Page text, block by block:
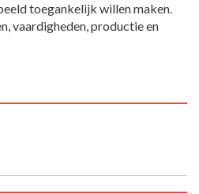
toegankelijk willen maken.
vaardigheden, productie en